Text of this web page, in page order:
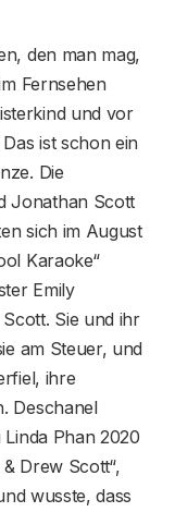
den man mag,
Fernsehen
und vor
ist schon ein
Die
Jonathan Scott
sich im August
Karaoke“
Emily
Sie und ihr
am Steuer, und
ihre
Deschanel
Phan 2020
Drew Scott“,
wusste, dass